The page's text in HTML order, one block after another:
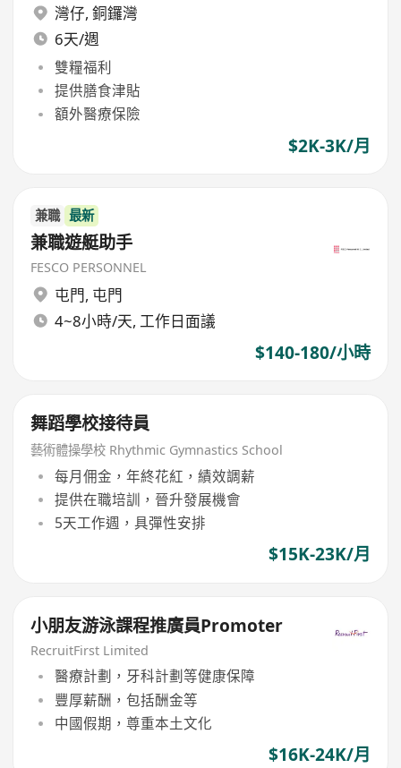
灣仔, 銅鑼灣
6天/週
雙糧福利
提供膳食津貼
額外醫療保險
$2K-3K/月
兼職 最新
兼職遊艇助手
FESCO PERSONNEL
屯門, 屯門
4~8小時/天, 工作日面議
$140-180/小時
舞蹈學校接待員
藝術體操學校 Rhythmic Gymnastics School
每月佣金，年終花紅，績效調薪
提供在職培訓，晉升發展機會
5天工作週，具彈性安排
$15K-23K/月
小朋友游泳課程推廣員Promoter
RecruitFirst Limited
醫療計劃，牙科計劃等健康保障
豐厚薪酬，包括酬金等
中國假期，尊重本土文化
$16K-24K/月